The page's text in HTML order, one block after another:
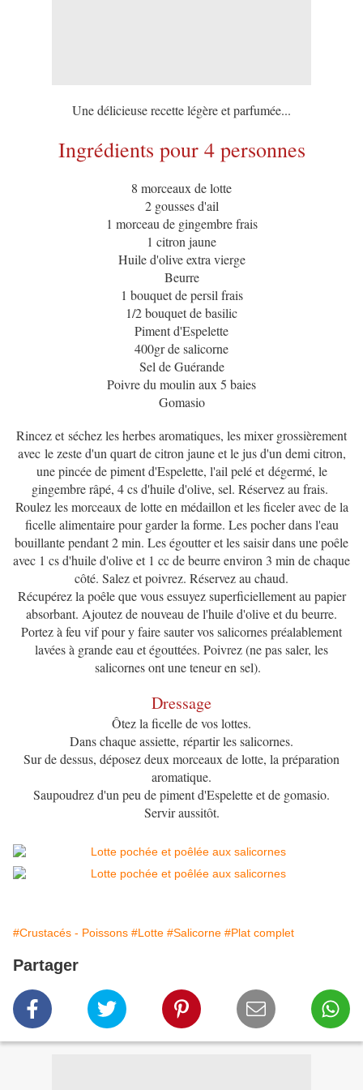
Une délicieuse recette légère et parfumée...
Ingrédients pour 4 personnes
8 morceaux de lotte
2 gousses d'ail
1 morceau de gingembre frais
1 citron jaune
Huile d'olive extra vierge
Beurre
1 bouquet de persil frais
1/2 bouquet de basilic
Piment d'Espelette
400gr de salicorne
Sel de Guérande
Poivre du moulin aux 5 baies
Gomasio
Rincez et séchez les herbes aromatiques, les mixer grossièrement
avec le zeste d'un quart de citron jaune et le jus d'un demi citron,
une pincée de piment d'Espelette, l'ail pelé et dégermé, le
gingembre râpé, 4 cs d'huile d'olive, sel. Réservez au frais.
Roulez les morceaux de lotte en médaillon et les ficeler avec de la
ficelle alimentaire pour garder la forme. Les pocher dans l'eau
bouillante pendant 2 min. Les égoutter et les saisir dans une poêle
avec 1 cs d'huile d'olive et 1 cc de beurre environ 3 min de chaque
côté. Salez et poivrez. Réservez au chaud.
Récupérez la poêle que vous essuyez superficiellement au papier
absorbant. Ajoutez de nouveau de l'huile d'olive et du beurre.
Portez à feu vif pour y faire sauter vos salicornes préalablement
lavées à grande eau et égouttées. Poivrez (ne pas saler, les
salicornes ont une teneur en sel).
Dressage
Ôtez la ficelle de vos lottes.
Dans chaque assiette, répartir les salicornes.
Sur de dessus, déposez deux morceaux de lotte, la préparation
aromatique.
Saupoudrez d'un peu de piment d'Espelette et de gomasio.
Servir aussitôt.
#Crustacés - Poissons #Lotte #Salicorne #Plat complet
Partager